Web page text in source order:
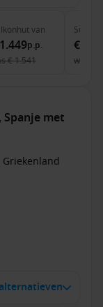
van
p.p.
€ 1.541
Suite
€
was
met
Griekenland